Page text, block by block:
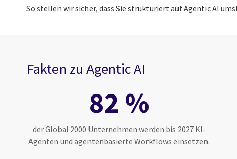
So stellen wir sicher, dass Sie strukturiert auf Agentic AI
Fakten zu Agentic AI
82 %
der Global 2000 Unternehmen werden bis 2027 KI-
Agenten und agentenbasierte Workflows einsetzen.